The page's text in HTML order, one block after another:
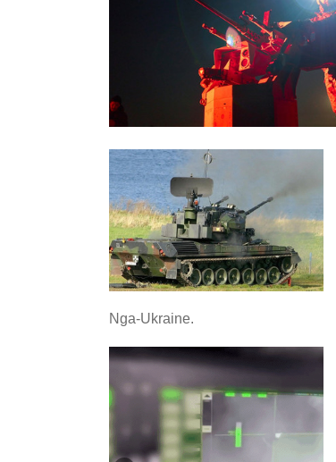
Nga-Ukraine.